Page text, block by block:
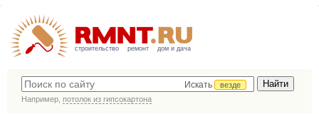
строительство ремонт дом и дача
Искать
везде
Например, потолок из гипсокартона